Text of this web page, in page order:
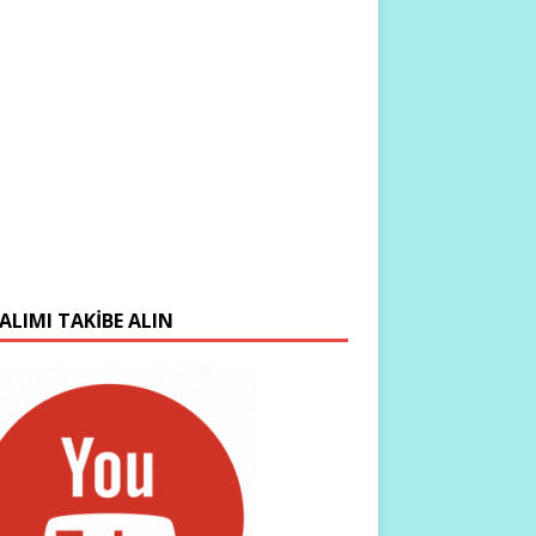
TAKIBE ALIN